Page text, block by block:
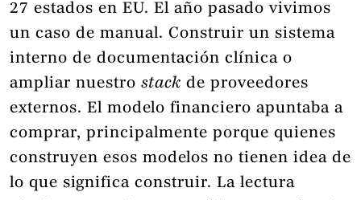
27 estados en EU. El año pasado vivimos
un caso de manual. Construir un sistema
interno de documentación clínica o
ampliar nuestro stack de proveedores
externos. El modelo financiero apuntaba a
comprar, principalmente porque quienes
construyen esos modelos no tienen idea de
lo que significa construir. La lectura